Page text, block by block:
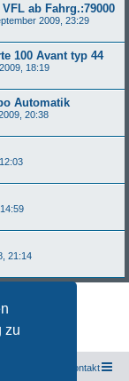
zu
ab Fahrg.:79000
2009, 23:29
100 Avant typ 44
18:19
Automatik
20:38
21:14
Kontakt